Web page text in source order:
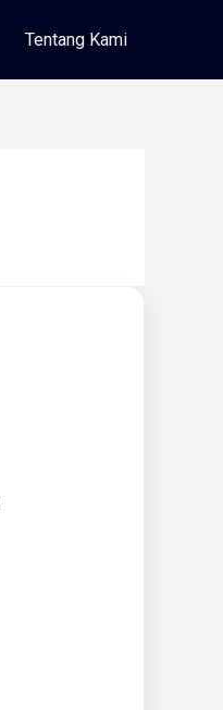
Tentang Kami